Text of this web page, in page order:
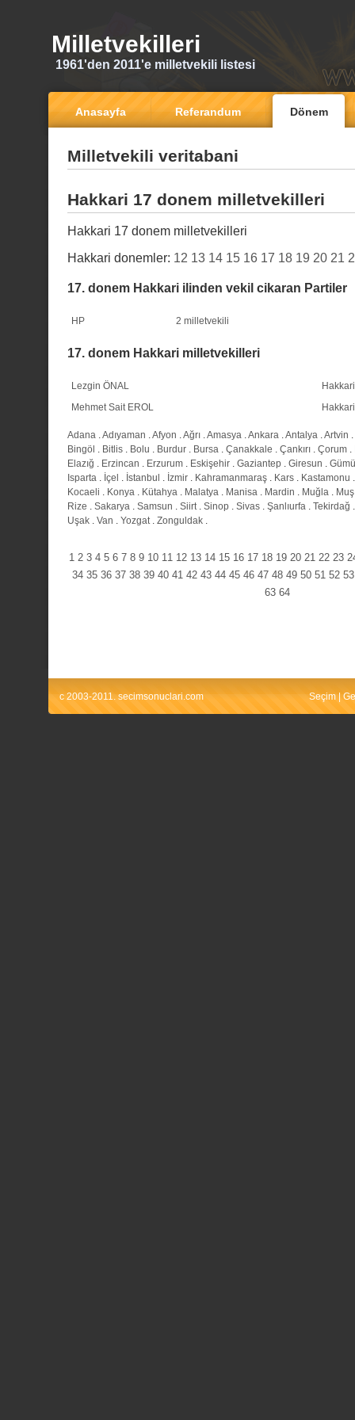
Milletvekilleri
1961'den 2011'e milletvekili listesi
Anasayfa Referandum Dönem
Milletvekili veritabani
Hakkari 17 donem milletvekilleri
Hakkari 17 donem milletvekilleri
Hakkari donemler: 12 13 14 15 16 17 18 19 20 21
17. donem Hakkari ilinden vekil cikaran Partiler
HP 2 milletvekili
17. donem Hakkari milletvekilleri
Lezgin ÖNAL
Hakkari
Mehmet Sait EROL
Hakkari
Adana .Adıyaman .Afyon .Ağrı .Amasya .Ankara .Antalya .Artvin .
Bingöl . Bitlis . Bolu . Burdur . Bursa . Çanakkale . Çankırı . Çorum .
Elazığ . Erzincan . Erzurum . Eskişehir . Gaziantep . Giresun .
Isparta . İçel . İstanbul . İzmir . Kahramanmaraş . Kars . Kastamonu
Kocaeli . Konya . Kütahya . Malatya . Manisa . Mardin . Muğla . Muş
Rize . Sakarya . Samsun . Siirt. Sinop . Sivas . Şanlıurfa . Tekirdağ
Uşak . Van . Yozgat. Zonguldak .
1 2 3 4 5 6 7 8 9 10 11 12 13 14 15 16 17 18 19 20 21 22 23
34 35 36 37 38 39 40 41 42 43 44 45 46 47 48 49 50 51 52 53
63 64
c 2003-2011. secimsonuclari.com Seçim